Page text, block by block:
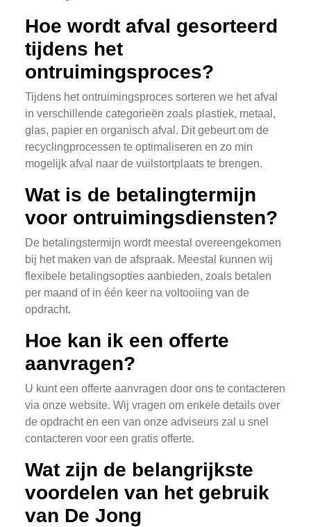
Hoe wordt afval gesorteerd
tijdens het
ontruimingsproces?
Tijdens het ontruimingsproces sorteren we het afval
in verschillende categorieën zoals plastiek, metaal,
glas, papier en organisch afval. Dit gebeurt om de
recyclingprocessen te optimaliseren en zo min
mogelijk afval naar de vuilstortplaats te brengen.
Wat is de betalingtermijn
voor ontruimingsdiensten?
De betalingstermijn wordt meestal overeengekomen
bij het maken van de afspraak. Meestal kunnen wij
flexibele betalingsopties aanbieden, zoals betalen
per maand of in één keer na voltooiing van de
opdracht.
Hoe kan ik een offerte
aanvragen?
U kunt een offerte aanvragen door ons te contacteren
via onze website. Wij vragen om enkele details over
de opdracht en een van onze adviseurs zal u snel
contacteren voor een gratis offerte.
Wat zijn de belangrijkste
voordelen van het gebruik
van De Jong